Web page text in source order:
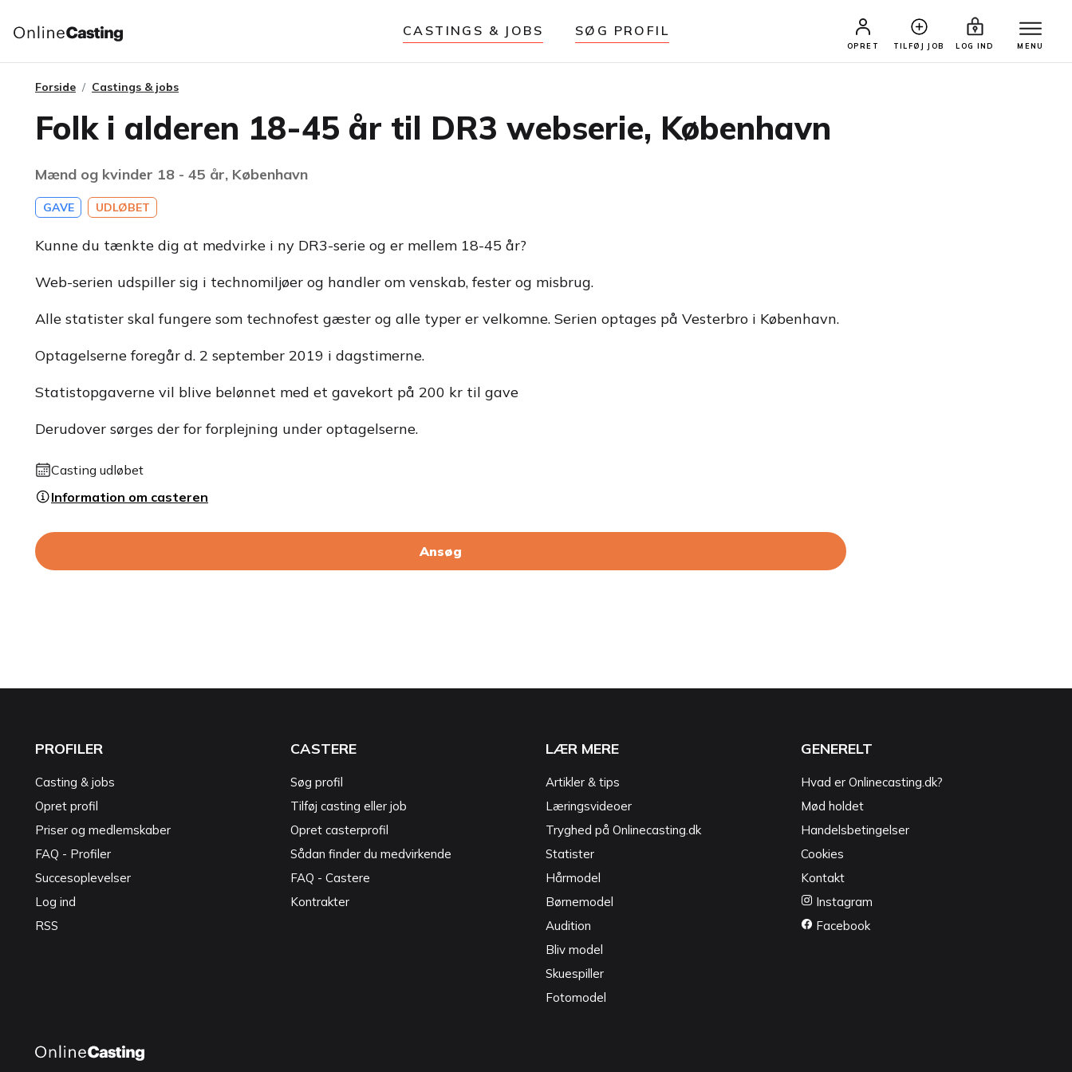
CASTINGS & JOBS SØG PROFIL
OPRET TILFØJ JOB LOG IND MENU
Forside Castings & jobs
Folk i alderen 18-45 år til DR3 webserie, København
Mænd og kvinder 18 - 45 år, København
GAVE UDLØBET
Kunne du tænkte dig at medvirke i ny DR3-serie og er mellem 18-45 år?
Web-serien udspiller sig i technomiljøer og handler om venskab, fester og misbrug.
Alle statister skal fungere som technofest gæster og alle typer er velkomne. Serien optages på Vesterbro i København.
Optagelserne foregår d. 2 september 2019 i dagstimerne.
Statistopgaverne vil blive belønnet med et gavekort på 200 kr til gave
Derudover sørges der for forplejning under optagelserne.
Casting udløbet
Information om casteren
Ansøg
PROFILER
Casting & jobs
Opret profil
Priser og medlemskaber
FAQ - Profiler
Succesoplevelser
Log ind
RSS
CASTERE
Søg profil
Tilføj casting eller job
Opret casterprofil
Sådan finder du medvirkende
FAQ - Castere
Kontrakter
LÆR MERE
Artikler & tips
Læringsvideoer
Tryghed på Onlinecasting.dk
Statister
Hårmodel
Børnemodel
Audition
Bliv model
Skuespiller
Fotomodel
GENERELT
Hvad er Onlinecasting.dk?
Mød holdet
Handelsbetingelser
Cookies
Kontakt
Instagram
Facebook